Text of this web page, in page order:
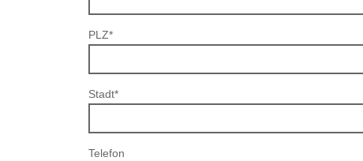
PLZ*
Stadt*
Telefon